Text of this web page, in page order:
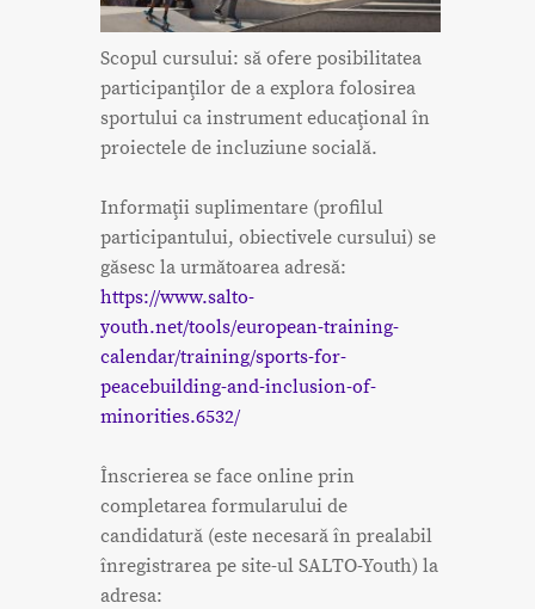
Scopul cursului: să ofere posibilitatea
participanţilor de a explora folosirea
sportului ca instrument educaţional în
proiectele de incluziune socială.
Informaţii suplimentare (profilul
participantului, obiectivele cursului) se
găsesc la următoarea adresă:
https://www.salto-
youth.net/tools/european-training-
calendar/training/sports-for-
peacebuilding-and-inclusion-of-
minorities.6532/
Înscrierea se face online prin
completarea formularului de
candidatură (este necesară în prealabil
înregistrarea pe site-ul SALTO-Youth) la
adresa: